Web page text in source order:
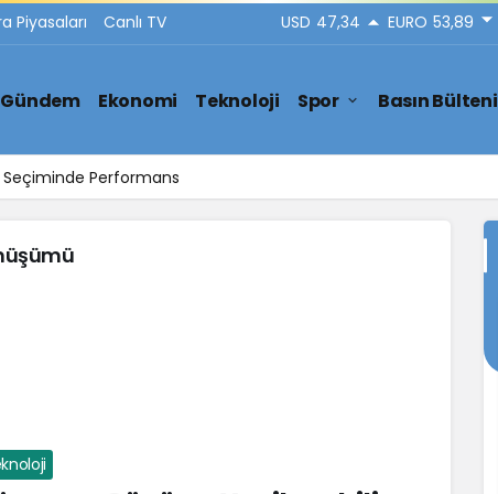
Piyasaları Canlı TV USD 47,34 EURO 53,89
Gündem Ekonomi Teknoloji Spor Basın Bülteni
Seçiminde Performans